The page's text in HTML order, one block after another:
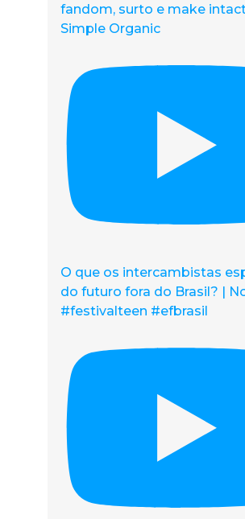
fandom, surto e make
Simple Organic
O que os intercambistas
do futuro fora do Brasil? |
#festivalteen #efbrasil